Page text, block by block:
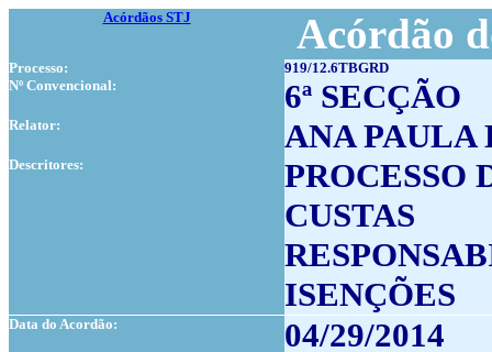
Acórdãos STJ Acórdão
Processo:
919/12.6TBGRD
Nº Convencional:
6ª SECÇÃO
Relator: ANA PAULA
Descritores:
PROCESSO
CUSTAS
ISENÇÕES
Data do Acordão: 04/29/2014